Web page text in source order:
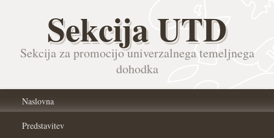
Sekcija UTD
Sekcija za promocijo univerzalnega temeljnega
dohodka
Naslovna
Predstavitev